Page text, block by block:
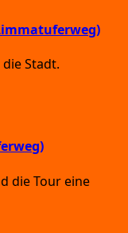
Stadt.
die Tour eine